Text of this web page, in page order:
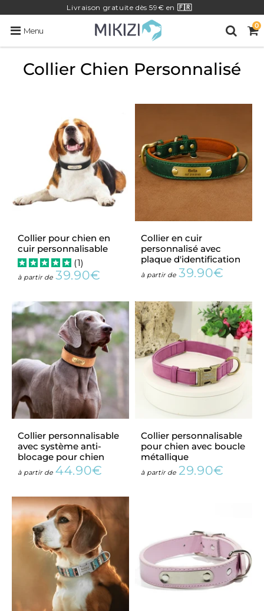
Livraison gratuite dès 59€ en 🇫🇷
Menu
0
Collier Chien Personnalisé
Collier pour chien en
cuir personnalisable
(1)
à partir dePrix
39.90€
Collier en cuir
personnalisé avec
plaque d'identification
à partir dePrix
39.90€
Collier personnalisable
avec système anti-
blocage pour chien
à partir dePrix
44.90€ 44.90€
Collier personnalisable
pour chien avec boucle
métallique
à partir de Prix
29.90€